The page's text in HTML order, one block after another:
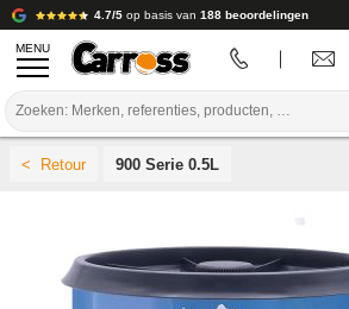
4.7/5 op basis van 188 beoordelingen
MENU
VOORBEREIDING / VERVEN / AFWERKING
900 Serie 0.5L